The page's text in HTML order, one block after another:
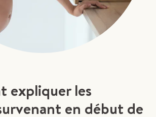
expliquer les
en début de